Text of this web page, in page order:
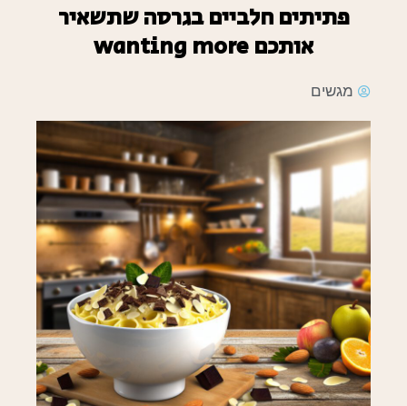
פתיתים חלביים בגרסה שתשאיר
אותכם wanting more
מגשים